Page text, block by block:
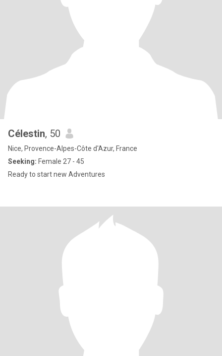
Célestin, 50
Nice, Provence-Alpes-Côte d'Azur, France
Seeking: Female 27 - 45
Ready to start new Adventures